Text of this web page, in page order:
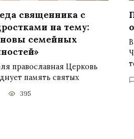
священника с
на тему:
семейных
православная Церковь
память святых
395